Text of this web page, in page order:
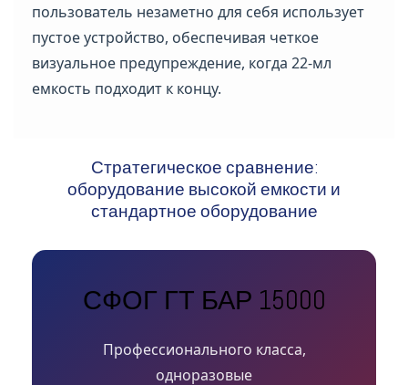
пользователь незаметно для себя использует
пустое устройство, обеспечивая четкое
визуальное предупреждение, когда 22-мл
емкость подходит к концу.
Стратегическое сравнение:
оборудование высокой емкости и
стандартное оборудование
СФОГ ГТ БАР 15000
Профессионального класса,
одноразовые